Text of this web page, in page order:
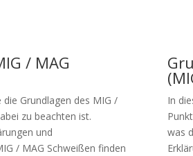
/ MAG
Grundlagen des MIG /
zu beachten ist.
und
/ MAG Schweißen finden
In
was